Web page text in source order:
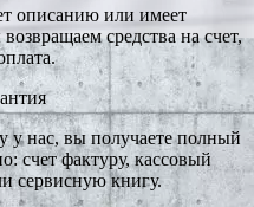
описанию или имеет
средства на счет,
у нас, вы получаете полный
счет фактуру, кассовый
сервисную книгу.